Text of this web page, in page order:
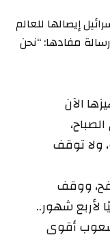
إيصالها للعالم
مفادها: “نحن
الآن
ولا توقف
ووقف
أقوى